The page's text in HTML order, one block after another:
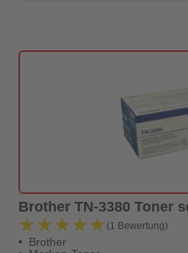
Brother TN-3380 Toner
★★★★★
★★★★★ (1 Bewertung)
Brother